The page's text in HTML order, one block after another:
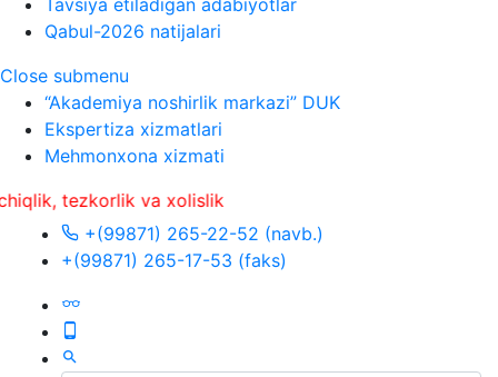
Tavsiya etiladigan adabiyotlar
Qabul-2026 natijalari
Close submenu
“Akademiya noshirlik markazi” DUK
Ekspertiza xizmatlari
Mehmonxona xizmati
va xolislik
+(99871) 265-22-52 (navb.)
+(99871) 265-17-53 (faks)